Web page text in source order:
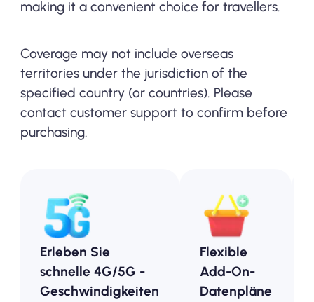
making it a convenient choice for travellers.
Coverage may not include overseas
territories under the jurisdiction of the
specified country (or countries). Please
contact customer support to confirm before
purchasing.
Erleben Sie
schnelle 4G/5G -
Geschwindigkeiten
Flexible
Add-On-
Datenpläne